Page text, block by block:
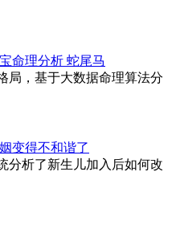
命理分析 蛇尾马
局，基于大数据命理算法分
变得不和谐了
分析了新生儿加入后如何改